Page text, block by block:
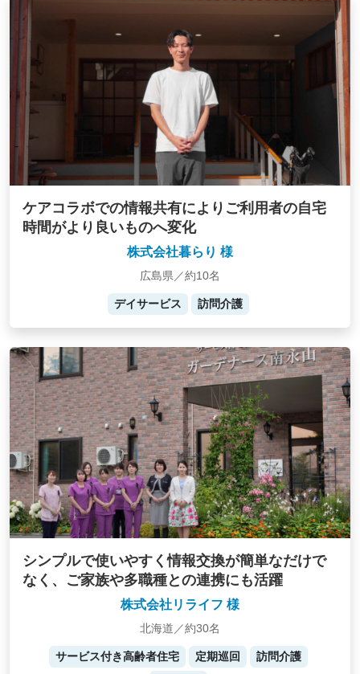
ケアコラボでの情報共有によりご利用者の自宅
時間がより良いものへ変化
株式会社暮らり 様
広島県／約10名
デイサービス 訪問介護
シンプルで使いやすく情報交換が簡単なだけで
なく、ご家族や多職種との連携にも活躍
株式会社リライフ 様
北海道／約30名
サービス付き高齢者住宅 定期巡回
訪問介護